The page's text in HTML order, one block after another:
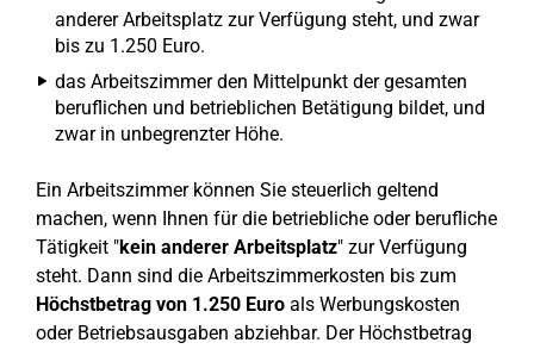
anderer Arbeitsplatz zur Verfügung steht, und zwar
bis zu 1.250 Euro.
das Arbeitszimmer den Mittelpunkt der gesamten
beruflichen und betrieblichen Betätigung bildet, und
zwar in unbegrenzter Höhe.
Ein Arbeitszimmer können Sie steuerlich geltend
machen, wenn Ihnen für die betriebliche oder berufliche
Tätigkeit "kein anderer Arbeitsplatz" zur Verfügung
steht. Dann sind die Arbeitszimmerkosten bis zum
Höchstbetrag von 1.250 Euro als Werbungskosten
oder Betriebsausgaben abziehbar. Der Höchstbetrag